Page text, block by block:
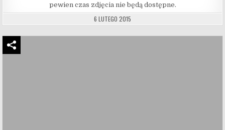
pewien czas zdjęcia nie będą dostępne.
6 LUTEGO 2015